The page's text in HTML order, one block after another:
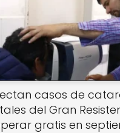
casos de
del Gran
gratis en